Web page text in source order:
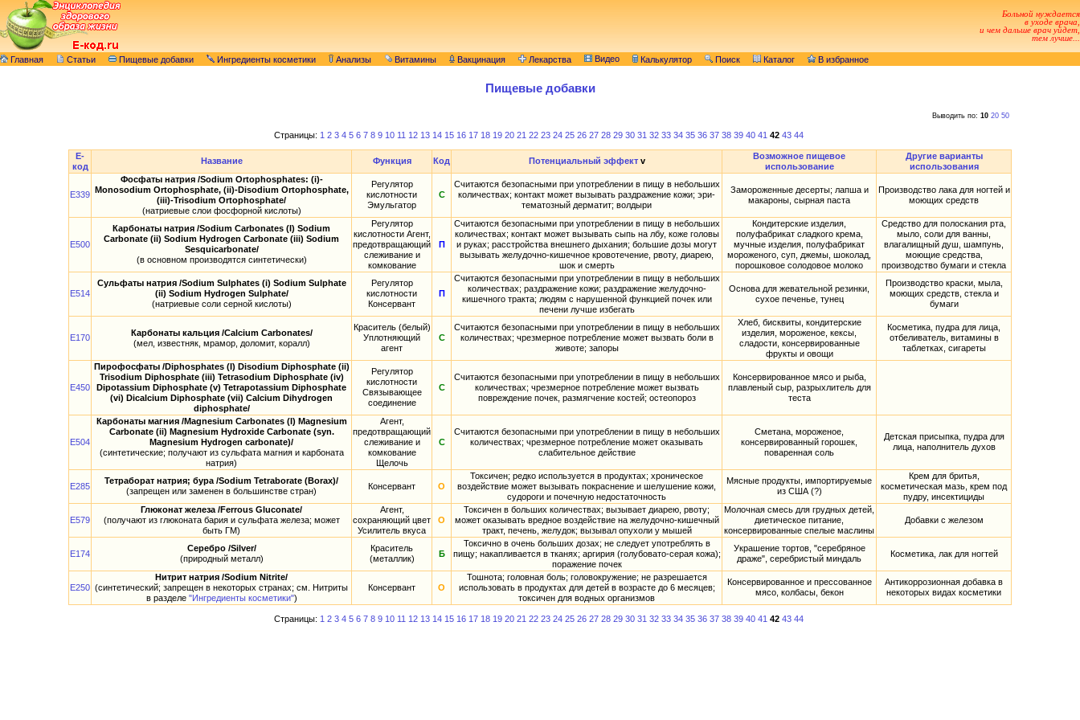
Больной нуждается
в уходе врача,
и чем дальше врач уйдет,
тем лучше...
Главная Статьи Пищевые добавки Ингредиенты косметики Анализы Витамины Вакцинация Лекарства Видео Калькулятор Поиск Каталог В избранное
Пищевые добавки
Выводить по: 10 20 50
Страницы: 1 2 3 4 5 6 7 8 9 10 11 12 13 14 15 16 17 18 19 20 21 22 23 24 25 26 27 28 29 30 31 32 33 34 35 36 37 38 39 40 41 42 43 44
E-
код
Название Функция Код Потенциальный эффектv
Возможное пищевое
использование
Другие варианты
использования
E339
Фосфаты натрия /Sodium Ortophosphates: (i)-
Monosodium Ortophosphate, (ii)-Disodium Ortophosphate,
(iii)-Trisodium Ortophosphate/
(натриевые слои фосфорной кислоты)
Регулятор
кислотности
Эмульгатор
С
Считаются безопасными при употреблении в пищу в небольших
количествах; контакт может вызывать раздражение кожи; эри-
тематозный дерматит; волдыри
Замороженные десерты; лапша и
макароны, сырная паста
Производство лака для ногтей и
моющих средств
E500
Карбонаты натрия /Sodium Carbonates (I) Sodium
Carbonate (ii) Sodium Hydrogen Carbonate (iii) Sodium
Sesquicarbonate/
(в основном производятся синтетически)
Регулятор
кислотности Агент,
предотвращающий
слеживание и
комкование
П
Считаются безопасными при употреблении в пищу в небольших
количествах; контакт может вызывать сыпь на лбу, коже головы
и руках; расстройства внешнего дыхания; большие дозы могут
вызывать желудочно-кишечное кровотечение, рвоту, диарею,
шок и смерть
Кондитерские изделия,
полуфабрикат сладкого крема,
мучные изделия, полуфабрикат
мороженого, суп, джемы, шоколад,
порошковое солодовое молоко
Средство для полоскания рта,
мыло, соли для ванны,
влагалищный душ, шампунь,
моющие средства,
производство бумаги и стекла
E514
Сульфаты натрия /Sodium Sulphates (i) Sodium Sulphate
(ii) Sodium Hydrogen Sulphate/
(натриевые соли серной кислоты)
Регулятор
кислотности
Консервант
П
Считаются безопасными при употреблении в пищу в небольших
количествах; раздражение кожи; раздражение желудочно-
кишечного тракта; людям с нарушенной функцией почек или
печени лучше избегать
Основа для жевательной резинки,
сухое печенье, тунец
Производство краски, мыла,
моющих средств, стекла и
бумаги
E170
Карбонаты кальция /Calcium Carbonates/
(мел, известняк, мрамор, доломит, коралл)
Краситель (белый)
Уплотняющий
агент
С
Считаются безопасными при употреблении в пищу в небольших
количествах; чрезмерное потребление может вызвать боли в
животе; запоры
Хлеб, бисквиты, кондитерские
изделия, мороженое, кексы,
сладости, консервированные
фрукты и овощи
Косметика, пудра для лица,
отбеливатель, витамины в
таблетках, сигареты
E450
Пирофосфаты /Diphosphates (I) Disodium Diphosphate (ii)
Trisodium Diphosphate (iii) Tetrasodium Diphosphate (iv)
Dipotassium Diphosphate (v) Tetrapotassium Diphosphate
(vi) Dicalcium Diphosphate (vii) Calcium Dihydrogen
diphosphate/
Регулятор
кислотности
Связывающее
соединение
С
Считаются безопасными при употреблении в пищу в небольших
количествах; чрезмерное потребление может вызвать
повреждение почек, размягчение костей; остеопороз
Консервированное мясо и рыба,
плавленый сыр, разрыхлитель для
теста
E504
Карбонаты магния /Magnesium Сarbonates (I) Magnesium
Сarbonate (ii) Magnesium Hydroxide Carbonate (syn.
Magnesium Hydrogen carbonate)/
(синтетические; получают из сульфата магния и карбоната
натрия)
Агент,
предотвращающий
слеживание и
комкование
Щелочь
С
Считаются безопасными при употреблении в пищу в небольших
количествах; чрезмерное потребление может оказывать
слабительное действие
Сметана, мороженое,
консервированный горошек,
поваренная соль
Детская присыпка, пудра для
лица, наполнитель духов
E285
Тетраборат натрия; бура /Sodium Tetraborate (Borax)/
(запрещен или заменен в большинстве стран)
Консервант О
Токсичен; редко используется в продуктах; хроническое
воздействие может вызывать покраснение и шелушение кожи,
судороги и почечную недостаточность
Мясные продукты, импортируемые
из США (?)
Крем для бритья,
косметическая мазь, крем под
пудру, инсектициды
E579
Глюконат железа /Ferrous Gluconate/
(получают из глюконата бария и сульфата железа; может
быть ГМ)
Агент,
сохраняющий цвет
Усилитель вкуса
О
Токсичен в больших количествах; вызывает диарею, рвоту;
может оказывать вредное воздействие на желудочно-кишечный
тракт, печень, желудок; вызывал опухоли у мышей
Молочная смесь для грудных детей,
диетическое питание,
консервированные спелые маслины
Добавки с железом
E174
Серебро /Silver/
(природный металл)
Краситель
(металлик)
Б
Токсично в очень больших дозах; не следует употреблять в
пищу; накапливается в тканях; аргирия (голубовато-серая кожа);
поражение почек
Украшение тортов, "серебряное
драже", серебристый миндаль
Косметика, лак для ногтей
E250
Нитрит натрия /Sodium Nitrite/
(синтетический; запрещен в некоторых странах; см. Нитриты
в разделе "Ингредиенты косметики")
Консервант О
Тошнота; головная боль; головокружение; не разрешается
использовать в продуктах для детей в возрасте до 6 месяцев;
токсичен для водных организмов
Консервированное и прессованное
мясо, колбасы, бекон
Антикоррозионная добавка в
некоторых видах косметики
Страницы: 1 2 3 4 5 6 7 8 9 10 11 12 13 14 15 16 17 18 19 20 21 22 23 24 25 26 27 28 29 30 31 32 33 34 35 36 37 38 39 40 41 42 43 44